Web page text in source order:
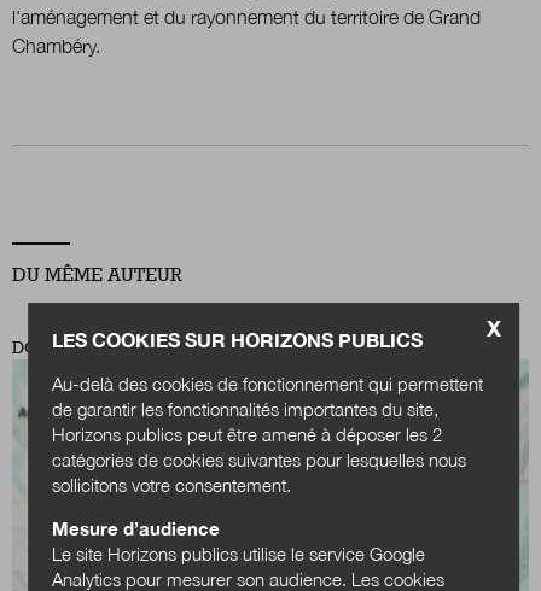
Nous suivre
l'aménagement et du rayonnement du territoire de Grand
Chambéry.
DU MÊME AUTEUR
DOSSIER
X
LES COOKIES SUR HORIZONS PUBLICS
Au-delà des cookies de fonctionnement qui permettent
de garantir les fonctionnalités importantes du site,
Horizons publics peut être amené à déposer les 2
catégories de cookies suivantes pour lesquelles nous
sollicitons votre consentement.
Mesure d’audience
Le site Horizons publics utilise le service Google
Analytics pour mesurer son audience. Les cookies